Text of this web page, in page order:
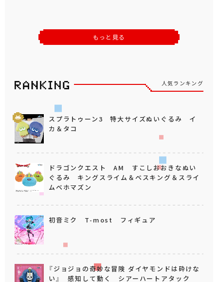
もっと見る
人気ランキング
スプラトゥーン3 特大サイズぬいぐるみ イ
カ＆タコ
ドラゴンクエスト AM すこしおおきなぬい
ぐるみ キングスライム＆ベスキング＆スライ
ムベホマズン
初音ミク T-most フィギュア
『ジョジョの奇妙な冒険 ダイヤモンドは砕けな
い』 感知して動く シアーハートアタック